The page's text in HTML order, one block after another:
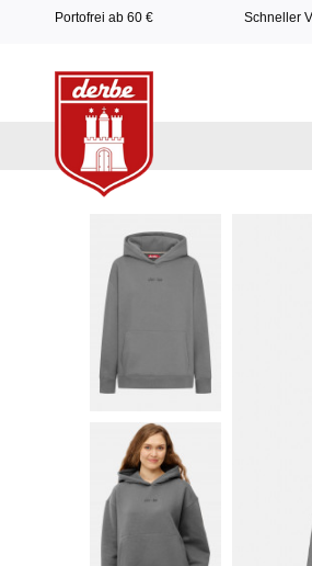
Portofrei ab 60 € Schneller